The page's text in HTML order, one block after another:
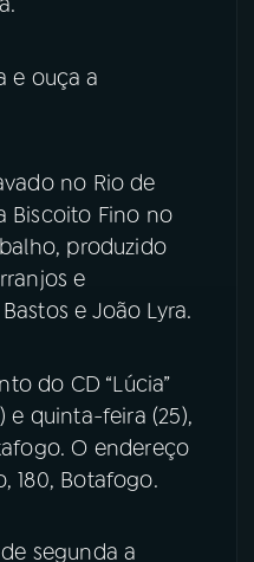
e ouça a
no Rio de
Biscoito Fino no
produzido
e
e João Lyra.
do CD “Lúcia”
e quinta-feira (25),
O endereço
180, Botafogo.
segunda a